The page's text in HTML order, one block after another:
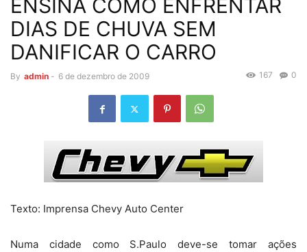
ENSINA COMO ENFRENTAR
DIAS DE CHUVA SEM
DANIFICAR O CARRO
By admin - 6 de dezembro de 2009 0
167
Texto: Imprensa Chevy Auto Center
Numa cidade como S.Paulo deve-se tomar ações